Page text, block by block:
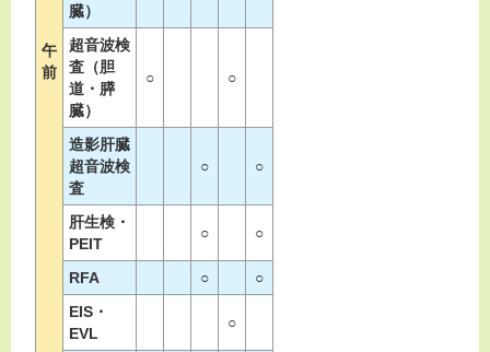
午
前
臓）
超音波検
査（胆
道・膵
臓）
○ ○
造影肝臓
超音波検
査
○ ○
肝生検・
PEIT
○ ○
RFA ○
○
EIS・
EVL
○